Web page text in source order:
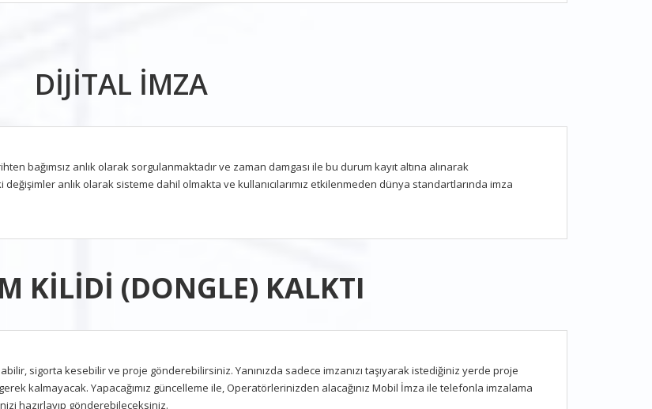
DİJİTAL İMZA
bağımsız anlık olarak sorgulanmaktadır ve zaman damgası ile bu durum kayıt altına alınarak
anlık olarak sisteme dahil olmakta ve kullanıcılarımız etkilenmeden dünya standartlarında imza
KİLİDİ (DONGLE) KALKTI
sigorta kesebilir ve proje gönderebilirsiniz. Yanınızda sadece imzanızı taşıyarak istediğiniz yerde proje
kalmayacak. Yapacağımız güncelleme ile, Operatörlerinizden alacağınız Mobil İmza ile telefonla imzalama
hazırlayıp gönderebileceksiniz.